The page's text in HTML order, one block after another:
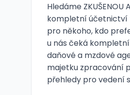
Hledáme
kompletní účetnictví
pro někoho, kdo
u nás čeká
daňové a mzdové
majetku zpracování
přehledy pro vedení